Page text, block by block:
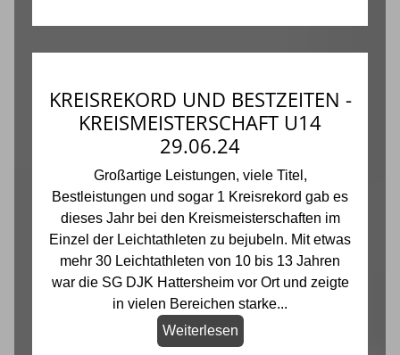
KREISREKORD UND BESTZEITEN -
KREISMEISTERSCHAFT U14
29.06.24
Großartige Leistungen, viele Titel,
Bestleistungen und sogar 1 Kreisrekord gab es
dieses Jahr bei den Kreismeisterschaften im
Einzel der Leichtathleten zu bejubeln. Mit etwas
mehr 30 Leichtathleten von 10 bis 13 Jahren
war die SG DJK Hattersheim vor Ort und zeigte
in vielen Bereichen starke...
Weiterlesen